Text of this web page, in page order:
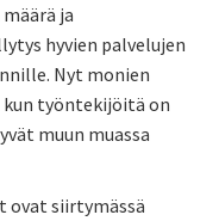
ja
hyvien palvelujen
Nyt monien
kun työntekijöitä on
muun muassa
ovat siirtymässä